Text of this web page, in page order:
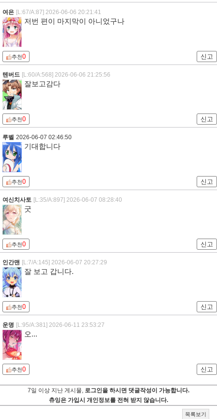
여은 [L:67/A:87] 2026-06-06 20:21:41
저번 편이 마지막이 아니었구나
추천0 신고
텐버드 [L:60/A:568] 2026-06-06 21:25:56
잘보고감다
추천0 신고
루벨 2026-06-07 02:46:50
기대합니다
추천0 신고
여신치사토 [L:35/A:897] 2026-06-07 08:28:40
굿
추천0 신고
인간맨 [L:7/A:145] 2026-06-07 20:27:29
잘 보고 갑니다.
추천0 신고
운명 [L:95/A:381] 2026-06-11 23:53:27
오...
추천0 신고
7일 이상 지난 게시물,
로그인을 하시면 댓글작성이 가능합니다.
츄잉은 가입시 개인정보를 전혀 받지 않습니다.
목록보기